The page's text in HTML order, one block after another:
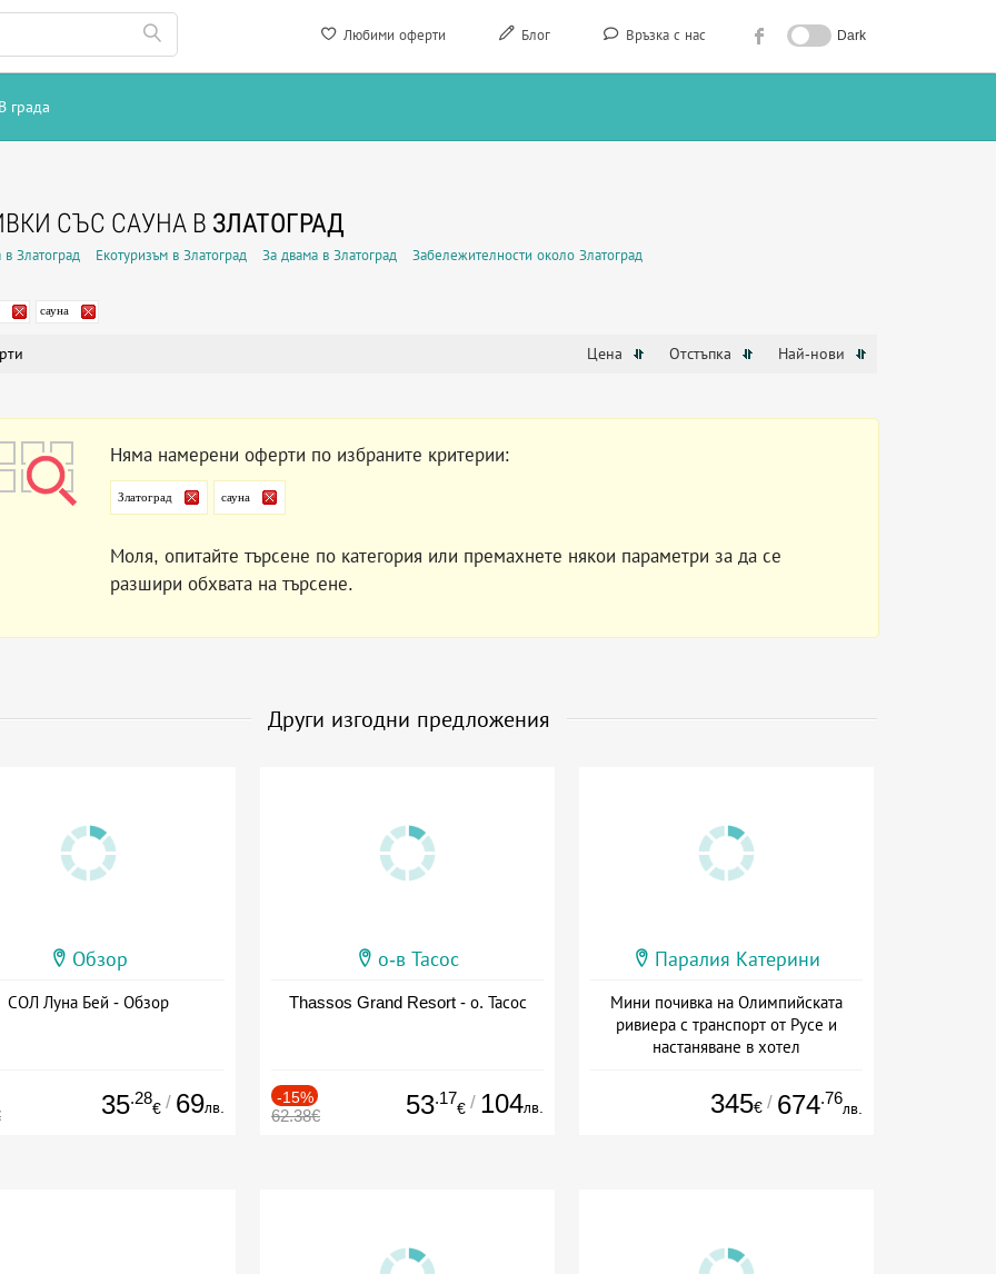
Любими оферти Блог Връзка с нас Dark
В града
СЪС САУНА В ЗЛАТОГРАД
Златоград Екотуризъм в Златоград За двама в Златоград Забележителности около Златоград
сауна
Цена Отстъпка Най-нови
Няма намерени оферти по избраните критерии:
Златоград сауна
Моля, опитайте търсене по категория или премахнете някои параметри за да се
разшири обхвата на търсене.
Други изгодни предложения
Обзор
СОЛ Луна Бей - Обзор
35.28
€ / 69лв.
о-в Тасос
Thassos Grand Resort - о. Тасос
-15%
62.38€ 53.17
€ / 104лв.
Паралия Катерини
Мини почивка на Олимпийската
ривиера с транспорт от Русе и
настаняване в хотел
345€ / 674.76
лв.